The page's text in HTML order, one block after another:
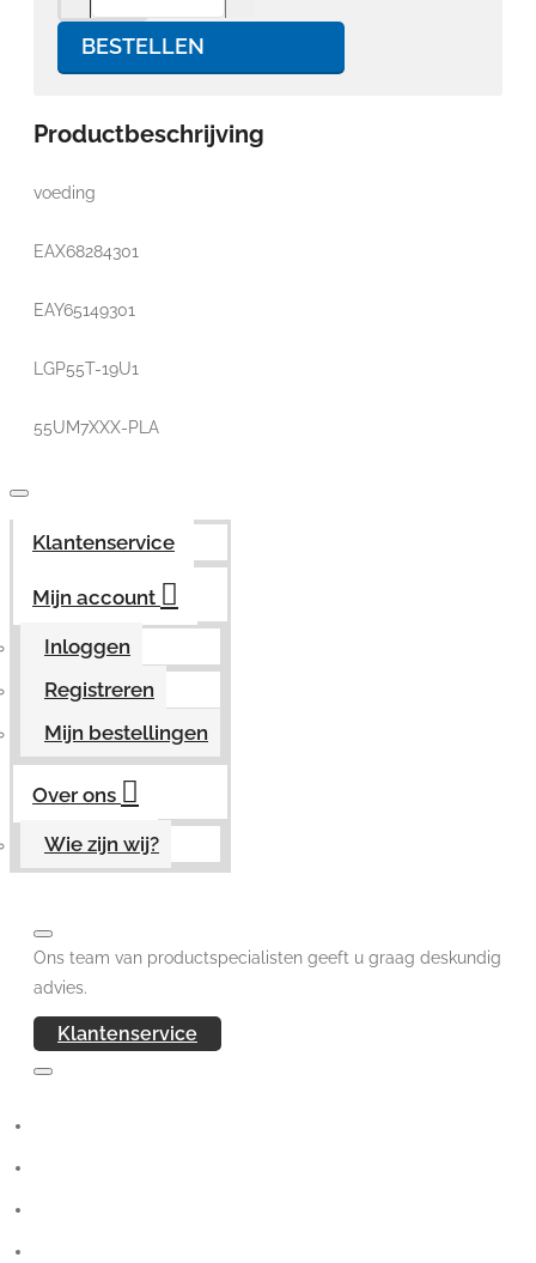
BESTELLEN
Productbeschrijving
voeding
EAX68284301
EAY65149301
LGP55T-19U1
55UM7XXX-PLA
Klantenservice
Mijn account
Inloggen
Registreren
Mijn bestellingen
Over ons
Wie zijn wij?
Ons team van productspecialisten geeft u graag deskundig
advies.
Klantenservice